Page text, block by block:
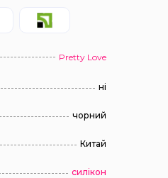
Pretty Love
ні
чорний
Китай
силікон